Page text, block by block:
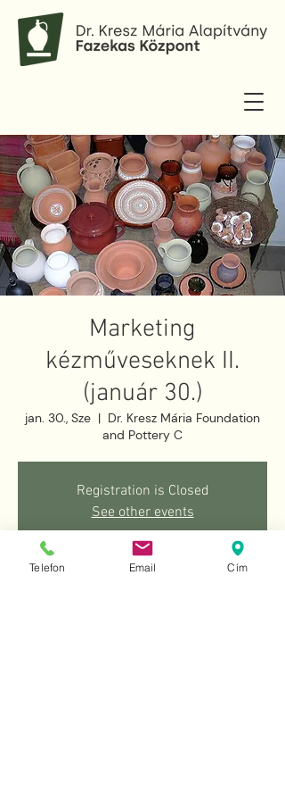
Marketing
kézműveseknek II.
(január 30.)
jan. 30., Sze
  |
Dr. Kresz Mária Foundation
and Pottery C
Registration is Closed
See other events
Telefon Email Cím